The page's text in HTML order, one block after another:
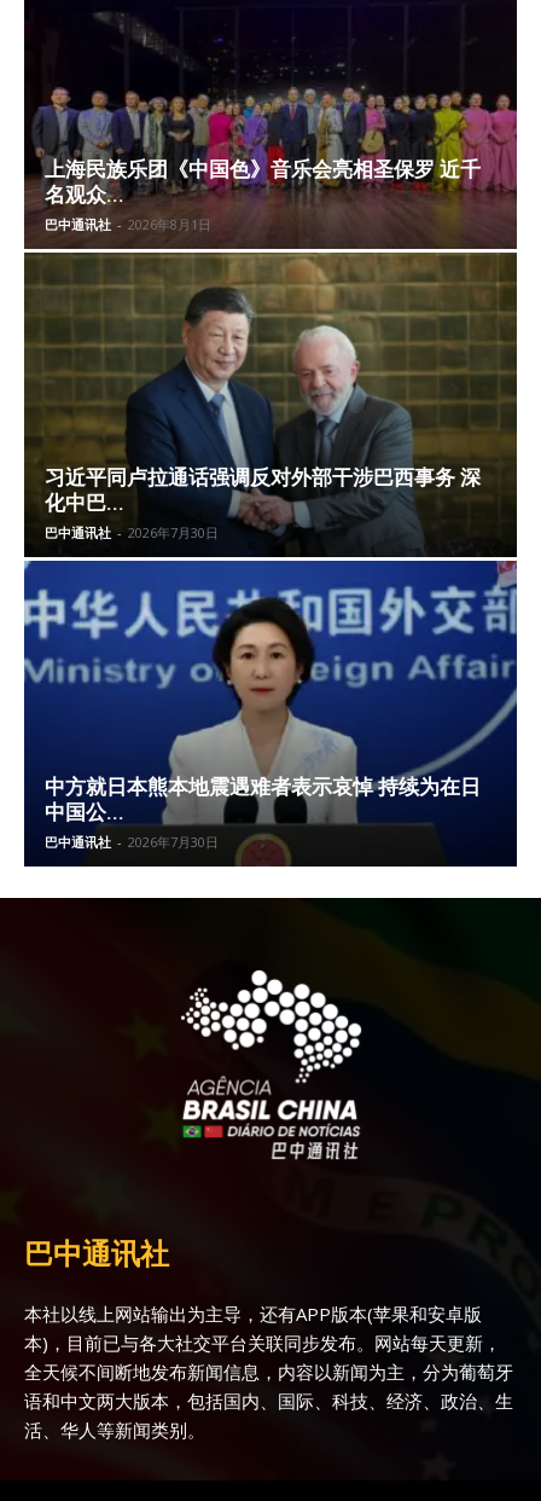
上海民族乐团《中国色》音乐会亮相圣保罗 近千
名观众...
巴中通讯社 - 2026年8月1日
习近平同卢拉通话强调反对外部干涉巴西事务 深
化中巴...
巴中通讯社 - 2026年7月30日
中方就日本熊本地震遇难者表示哀悼 持续为在日
中国公...
巴中通讯社 - 2026年7月30日
巴中通讯社
本社以线上网站输出为主导，还有APP版本(苹果和安卓版
本)，目前已与各大社交平台关联同步发布。网站每天更新，
全天候不间断地发布新闻信息，内容以新闻为主，分为葡萄牙
语和中文两大版本，包括国内、国际、科技、经济、政治、生
活、华人等新闻类别。